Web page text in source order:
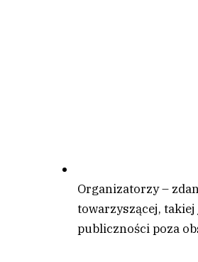
Organizatorzy –
towarzyszącej,
publiczności poza